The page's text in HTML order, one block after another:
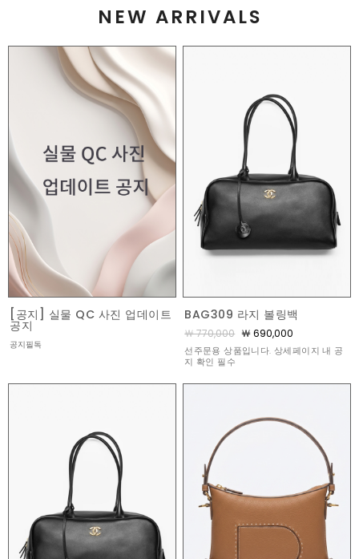
NEW ARRIVALS
[공지] 실물 QC 사진 업데이트
공지
공지필독
BAG309 라지 볼링백
￦ 770,000 ￦ 690,000
선주문용 상품입니다. 상세페이지 내 공
지 확인 필수